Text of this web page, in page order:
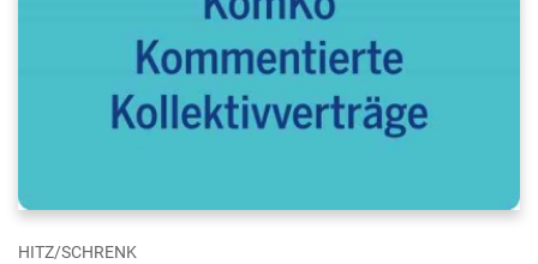
HITZ/SCHRENK